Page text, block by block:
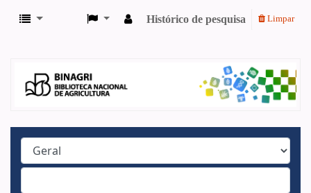
Histórico de pesquisa Limpar